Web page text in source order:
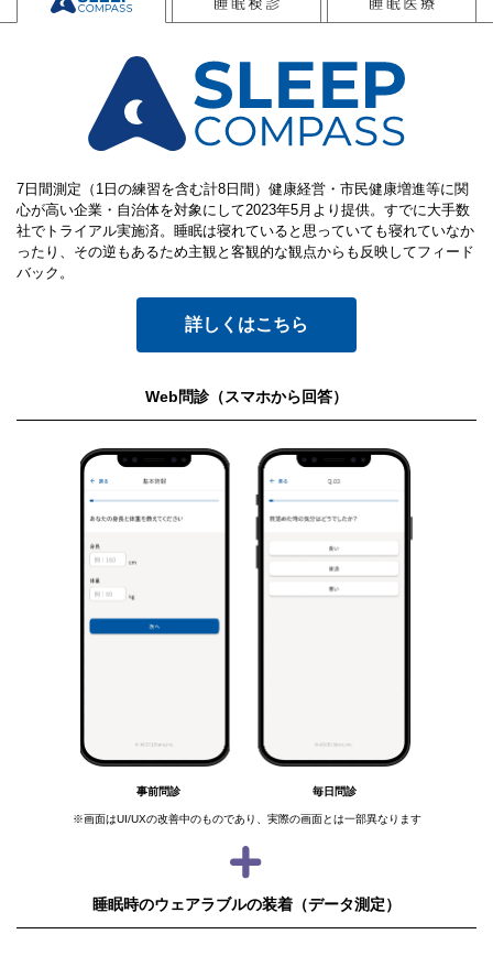
7日間測定（1日の練習を含む計8日間） 健康経営・市民健康増進等に関
心が高い企業・自治体を対象にして2023年5月より提供。すでに大手数
社でトライアル実施済。睡眠は寝れていると思っていても寝れていなか
ったり、その逆もあるため主観と客観的な観点からも反映してフィード
バック。
詳しくはこちら
Web問診（スマホから回答）
事前問診 毎日問診
※画面はUI/UXの改善中のものであり、実際の画面とは一部異なります
睡眠時のウェアラブルの装着（データ測定）